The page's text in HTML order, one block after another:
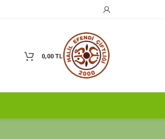
0,00 TL